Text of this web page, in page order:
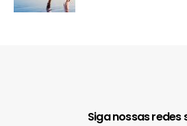
Siga nossas redes